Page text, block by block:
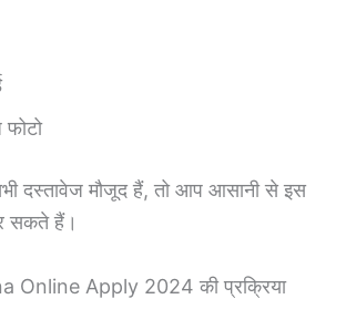
फोटो
दस्तावेज मौजूद हैं, तो आप आसानी से इस
सकते हैं।
Online Apply 2024 की प्रक्रिया